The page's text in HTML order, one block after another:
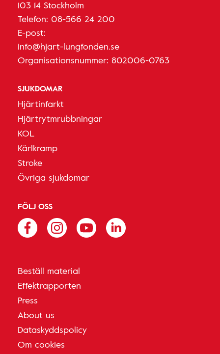
103 14 Stockholm
Telefon: 08-566 24 200
E-post:
info@hjart-lungfonden.se
Organisationsnummer: 802006-0763
SJUKDOMAR
Hjärtinfarkt
Hjärtrytmrubbningar
KOL
Kärlkramp
Stroke
Övriga sjukdomar
FÖLJ OSS
Beställ material
Effektrapporten
Press
About us
Dataskyddspolicy
Om cookies